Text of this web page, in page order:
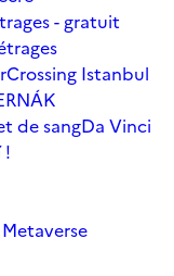
- gratuit
Crossing Istanbul
de sangDa Vinci
!